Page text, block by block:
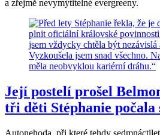
a zřejmě nevymýtitelné evergreeny.
Její postelí prošel
tři děti Stéphanie počala
Autonehoda, při které tehdy